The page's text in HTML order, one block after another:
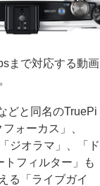
まで対応する動画
どと同名のTruePi
ォーカス」、
ジオラマ」、「ド
トフィルター」も
る「ライブガイ